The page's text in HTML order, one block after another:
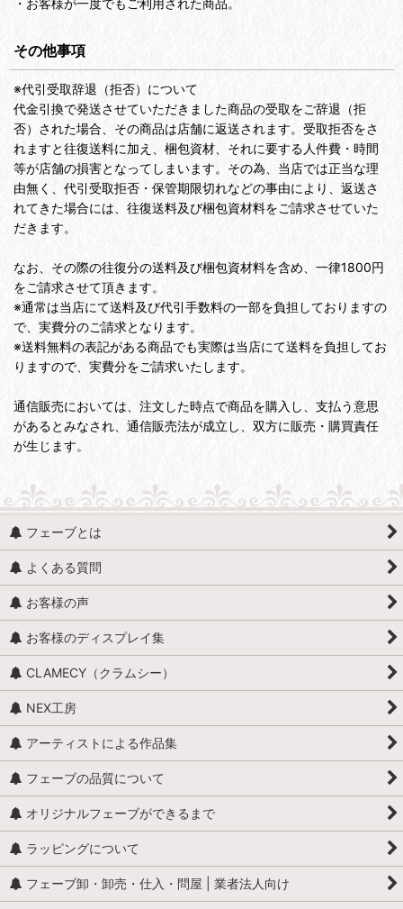
・お客様が一度でもご利用された商品。
その他事項
※代引受取辞退（拒否）について
代金引換で発送させていただきました商品の受取をご辞退（拒
否）された場合、その商品は店舗に返送されます。受取拒否をさ
れますと往復送料に加え、梱包資材、それに要する人件費・時間
等が店舗の損害となってしまいます。その為、当店では正当な理
由無く、代引受取拒否・保管期限切れなどの事由により、返送さ
れてきた場合には、往復送料及び梱包資材料をご請求させていた
だきます。
なお、その際の往復分の送料及び梱包資材料を含め、一律1800円
をご請求させて頂きます。
※通常は当店にて送料及び代引手数料の一部を負担しておりますの
で、実費分のご請求となります。
※送料無料の表記がある商品でも実際は当店にて送料を負担してお
りますので、実費分をご請求いたします。
通信販売においては、注文した時点で商品を購入し、支払う意思
があるとみなされ、通信販売法が成立し、双方に販売・購買責任
が生じます。
フェーブとは
よくある質問
お客様の声
お客様のディスプレイ集
CLAMECY（クラムシー）
NEX工房
アーティストによる作品集
フェーブの品質について
オリジナルフェーブができるまで
ラッピングについて
フェーブ卸・卸売・仕入・問屋 | 業者法人向け